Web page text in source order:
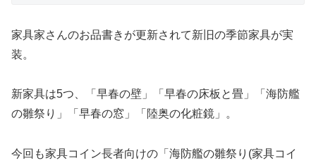
家具家さんのお品書きが更新されて新旧の季節家具が実
装。
新家具は5つ、「早春の壁」「早春の床板と畳」「海防艦
の雛祭り」「早春の窓」「陸奥の化粧鏡」。
今回も家具コイン長者向けの「海防艦の雛祭り(家具コイ